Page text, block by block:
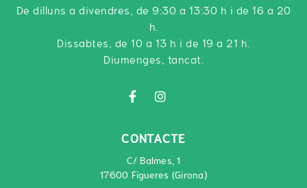
De dilluns a divendres, de 9:30 a 13:30 h i de 16 a 20
h.
Dissabtes, de 10 a 13 h i de 19 a 21 h.
Diumenges, tancat.
CONTACTE
C/ Balmes, 1
17600 Figueres (Girona)